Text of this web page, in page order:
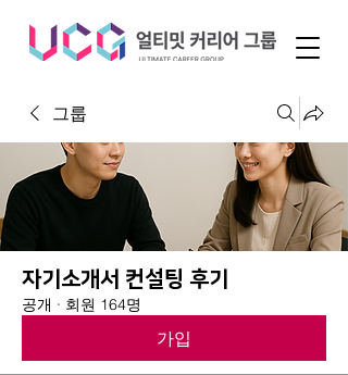
그룹
자기소개서 컨설팅 후기
공개 · 회원 164명
가입